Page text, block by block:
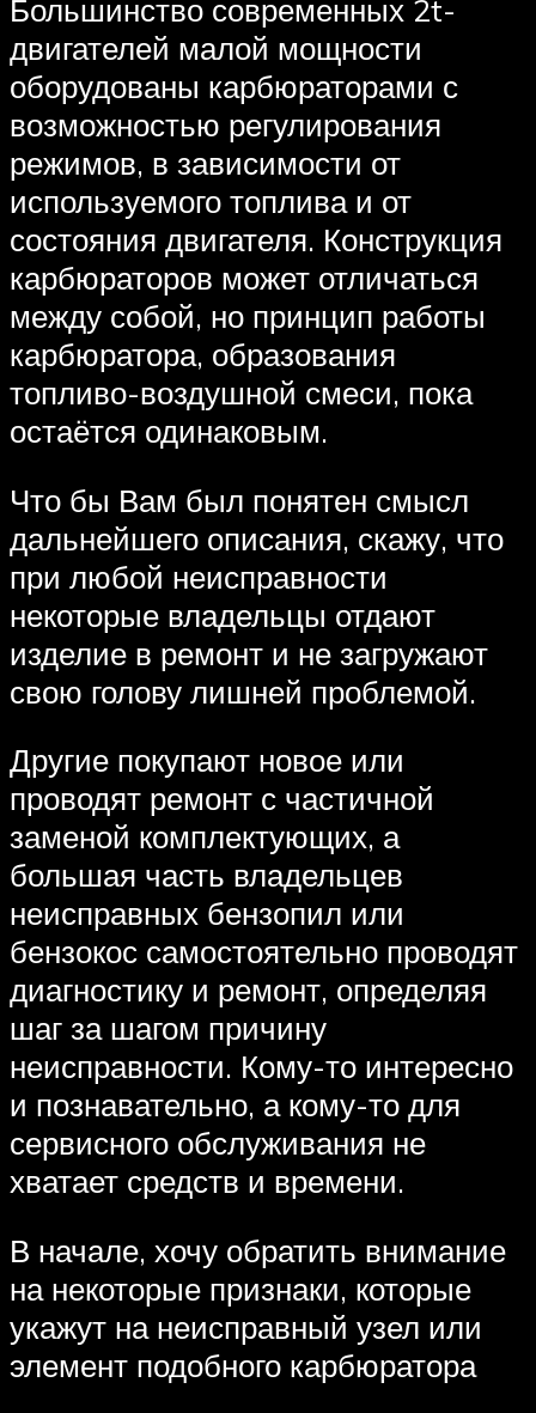
Большинство современных 2t-
двигателей малой мощности
оборудованы карбюраторами с
возможностью регулирования
режимов, в зависимости от
используемого топлива и от
состояния двигателя. Конструкция
карбюраторов может отличаться
между собой, но принцип работы
карбюратора, образования
топливо-воздушной смеси, пока
остаётся одинаковым.
Что бы Вам был понятен смысл
дальнейшего описания, скажу, что
при любой неисправности
некоторые владельцы отдают
изделие в ремонт и не загружают
свою голову лишней проблемой.
Другие покупают новое или
проводят ремонт с частичной
заменой комплектующих, а
большая часть владельцев
неисправных бензопил или
бензокос самостоятельно проводят
диагностику и ремонт, определяя
шаг за шагом причину
неисправности. Кому-то интересно
и познавательно, а кому-то для
сервисного обслуживания не
хватает средств и времени.
В начале, хочу обратить внимание
на некоторые признаки, которые
укажут на неисправный узел или
элемент подобного карбюратора